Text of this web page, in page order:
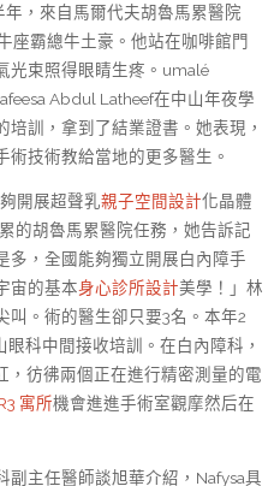
年，來自馬爾代夫胡魯馬累醫院
座霸總牛土豪。他站在咖啡館門
光束照得眼睛生疼。umalé
Abdul Latheef在中山年夜學
訓，拿到了結業證書。她表現，
術技術教給當地的更多醫生。
開展超聲乳親子空間設計化晶體
的胡魯馬累醫院任務，她告訴記
多，全國能夠獨立開展白內障手
宙的基本身心診所設計美學！」林
叫。術的醫生卻只要3名。本年2
科中間接收培訓。在白內障科，
，彷彿兩個正在進行精密測量的電
寓所機會進進手術室觀摩然后在
副主任醫師談旭華介紹，Nafysa具